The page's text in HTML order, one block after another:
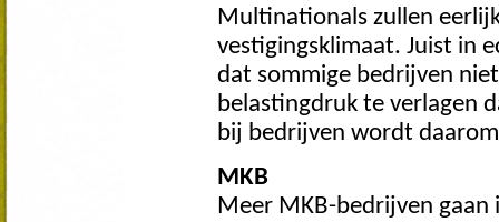
Multinationals zullen
vestigingsklimaat. Juist in
dat sommige bedrijven
belastingdruk te verlagen
bij bedrijven wordt
MKB
Meer MKB-bedrijven gaan